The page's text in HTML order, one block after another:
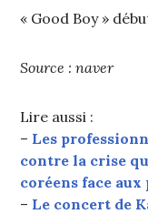
« Good Boy »
Source : naver
Lire aussi :
– Les
contre la crise
coréens face
– Le concert de